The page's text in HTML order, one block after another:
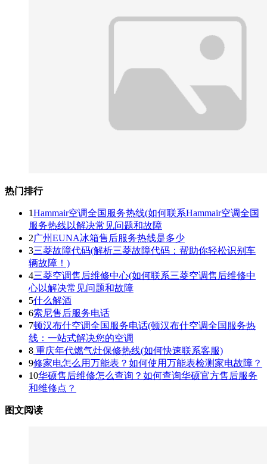
热门排行
1Hammair空调全国服务热线(如何联系Hammair空调全国
服务热线以解决常见问题和故障
2广州EUNA冰箱售后服务热线是多少
3三菱故障代码(解析三菱故障代码：帮助你轻松识别车
辆故障！)
4三菱空调售后维修中心(如何联系三菱空调售后维修中
心以解决常见问题和故障
5什么解酒
6索尼售后服务电话
7顿汉布什空调全国服务电话(顿汉布什空调全国服务热
线：一站式解决您的空调
8 重庆年代燃气灶保修热线(如何快速联系客服)
9修家电怎么用万能表？如何使用万能表检测家电故障？
10华硕售后维修怎么查询？如何查询华硕官方售后服务
和维修点？
图文阅读